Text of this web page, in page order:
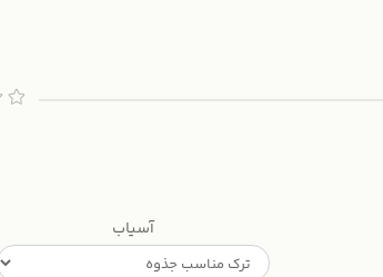
آسیاب